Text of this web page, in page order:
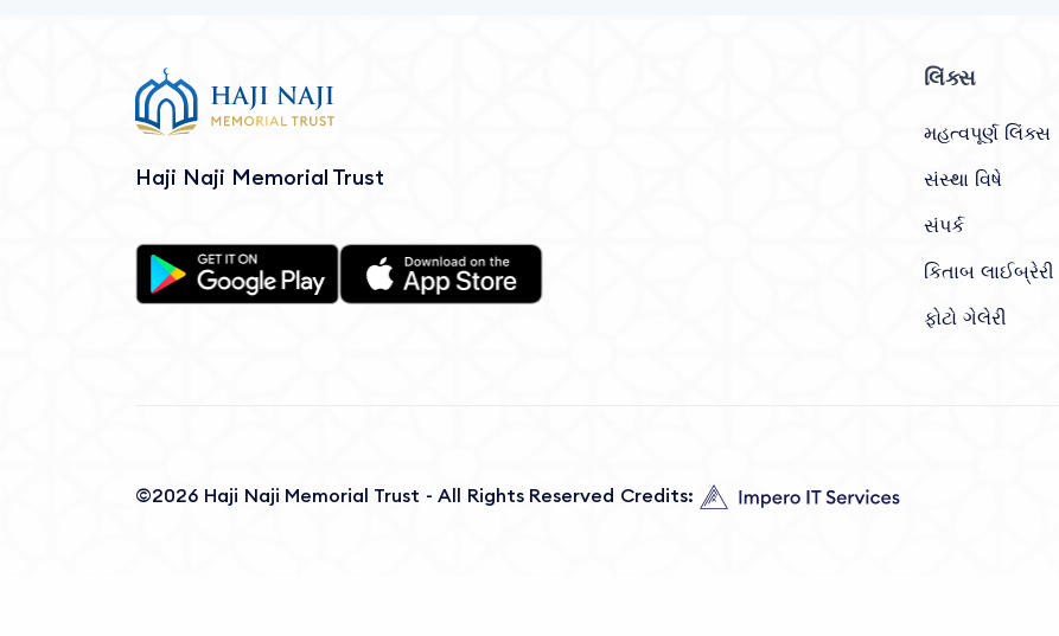
Haji Naji Memorial Trust
લિંક્સ
મહત્વપૂર્ણ લિંક્સ
સંસ્થા વિષે
સંપર્ક
કિતાબ લાઈબ્રેરી
ફોટો ગેલેરી
©2026 Haji Naji Memorial Trust - All Rights Reserved Credits: